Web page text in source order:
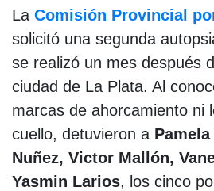
La Comisión Provincial
solicitó una segunda
se realizó un mes después
ciudad de La Plata. Al
marcas de ahorcamiento ni
cuello, detuvieron a
Nuñez, Victor Mallón,
Yasmin Larios, los cinco